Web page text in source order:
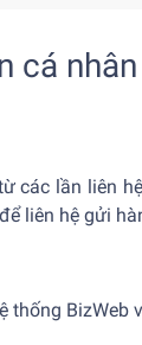
cá
các lần liên
liên hệ gửi